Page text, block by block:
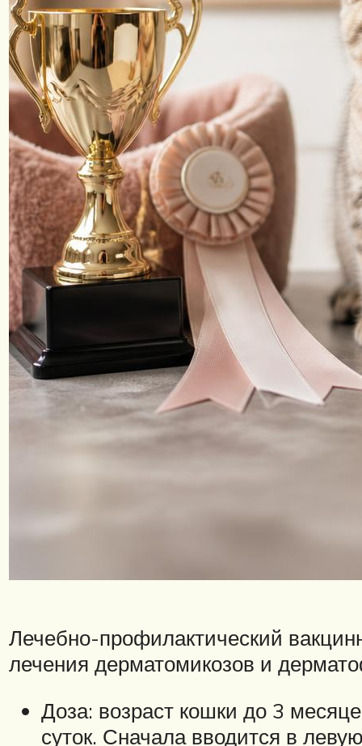
Лечебно-профилактический
лечения дерматомикозов и
Доза: возраст кошки до 3
суток. Сначала вводится в